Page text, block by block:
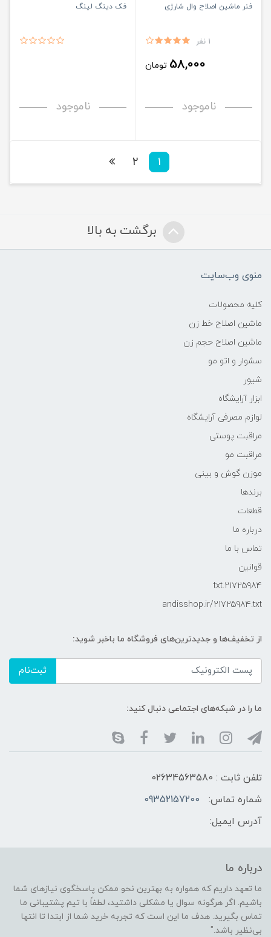
فنر ماشین اصلاح وال شارژی
1 نفر
58,000 تومان
ناموجود
فک دینگ لینگ
ناموجود
1
2
برگشت به بالا
منوی وب‌سایت
کلیه محصولات
ماشین اصلاح خط زن
ماشین اصلاح حجم زن
سشوار و اتو مو
شیور
ابزار آرایشگاه
لوازم مصرفی آرایشگاه
مراقبت پوستی
مراقبت مو
موزن گوش و بینی
برندها
قطعات
درباره ما
تماس با ما
قوانین
21725984.txt
andisshop.ir/21725984.txt
از تخفیف‌ها و جدیدترین‌های فروشگاه ما باخبر شوید:
ثبت‌نام
ما را در شبکه‌های اجتماعی دنبال کنید:
تلفن ثابت : 02634563580
شماره تماس:
09352157200
آدرس ایمیل:
درباره ما
ما تعهد داریم که همواره به بهترین نحو ممکن پاسخگوی نیازهای شما
باشیم. اگر هرگونه سوال یا مشکلی داشتید، لطفاً با تیم پشتیبانی ما
تماس بگیرید. هدف ما این است که تجربه خرید شما از ابتدا تا انتها
بی‌نظیر باشد."